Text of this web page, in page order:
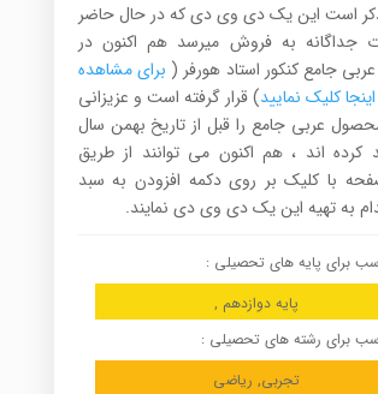
ذکر است این یک دی وی دی که در حال حاضر
جداگانه به فروش میرسد هم اکنون در
جامع کنکور استاد هورفر ( برای مشاهده
کلیک نمایید) قرار گرفته است و عزیزانی
عربی جامع را قبل از تاریخ بهمن سال
کرده اند ، هم اکنون می توانند از طریق
با کلیک بر روی دکمه افزودن به سبد
به تهیه این یک دی وی دی نمایند.
برای پایه های تحصیلی :
پایه دوازدهم ,
برای رشته های تحصیلی :
تجربی, ریاضی